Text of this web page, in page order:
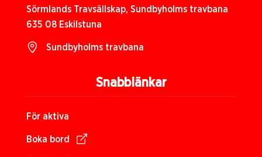
Snabblänkar
För aktiva
Boka bord
Sörmlands Travsällskap, Sundbyholms travbana
635 08 Eskilstuna
Sundbyholms travbana